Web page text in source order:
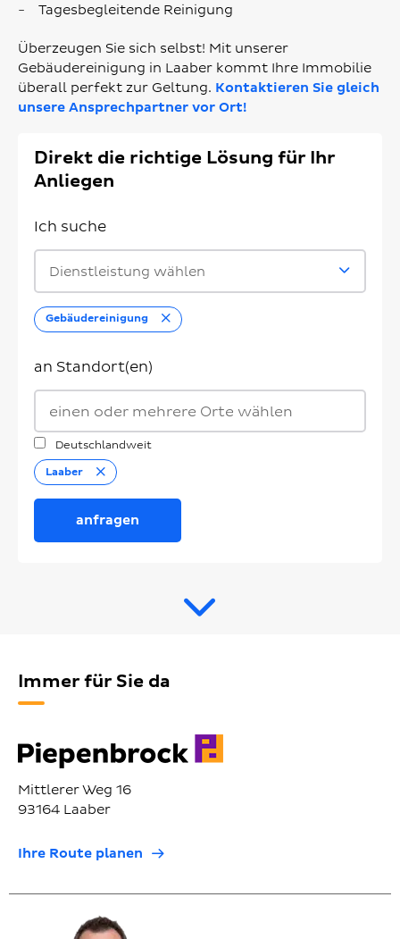
Tagesbegleitende Reinigung
Überzeugen Sie sich selbst! Mit unserer
Gebäudereinigung in Laaber kommt Ihre Immobilie
überall perfekt zur Geltung. Kontaktieren Sie gleich
unsere Ansprechpartner vor Ort!
Direkt die richtige Lösung für Ihr
Anliegen
Ich suche
Dienstleistung wählen
Gebäudereinigung Entfernen
an Standort(en)
Deutschlandweit
Laaber
Entfernen
anfragen
Immer für Sie da
Mittlerer Weg 16
93164 Laaber
Ihre Route planen